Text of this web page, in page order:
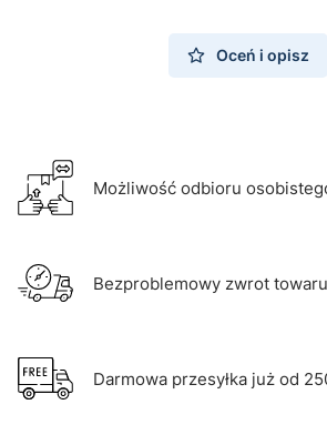
Oceń i opisz
Możliwość odbioru
Bezproblemowy zwrot
Darmowa przesyłka już od